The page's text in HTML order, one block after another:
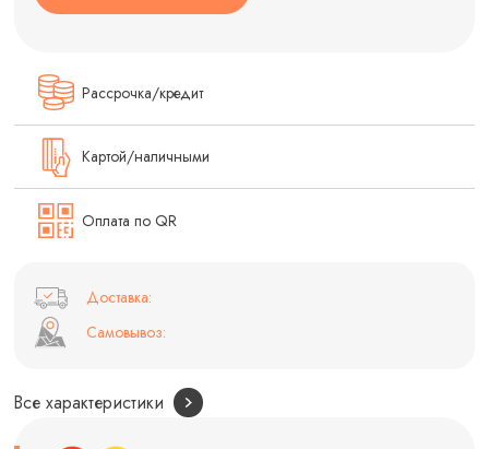
Рассрочка/кредит
Картой/наличными
Оплата по QR
Доставка:
Самовывоз:
Все характеристики